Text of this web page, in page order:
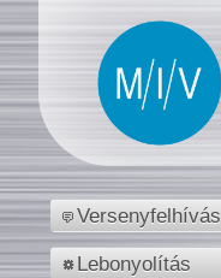
Versenyfelhívás
Lebonyolítás